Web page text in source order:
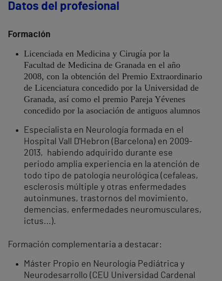
Datos del profesional
Formación
Licenciada en Medicina y Cirugía por la
Facultad de Medicina de Granada en el año
2008, con la obtención del Premio Extraordinario
de Licenciatura concedido por la Universidad de
Granada, así como el premio Pareja Yévenes
concedido por la asociación de antiguos alumnos
Especialista en Neurología formada en el
Hospital Vall D'Hebron (Barcelona) en 2009-
2013, habiendo adquirido durante ese
periodo amplia experiencia en la atención de
todo tipo de patología neurológica (cefaleas,
esclerosis múltiple y otras enfermedades
autoinmunes, trastornos del movimiento,
demencias, enfermedades neuromusculares,
ictus...).
Formación complementaria a destacar:
Máster Propio en Neurología Pediátrica y
Neurodesarrollo (CEU Universidad Cardenal